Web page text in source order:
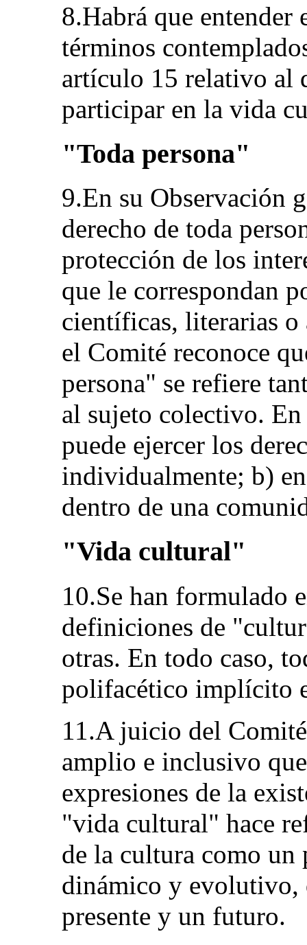
8.Habrá que entender
términos
artículo 15 relativo al
participar en la vida
"Toda persona"
9.En su Observación
derecho de toda
protección de los
que le correspondan
científicas, literarias o
el Comité reconoce
persona" se refiere
al sujeto colectivo. En
puede ejercer los
individualmente; b)
dentro de una
"Vida cultural"
10.Se han formulado
definiciones de
otras. En todo caso,
polifacético implícito
11.A juicio del
amplio e inclusivo
expresiones de la
"vida cultural" hace
de la cultura como
dinámico y evolutivo,
presente y un futuro.